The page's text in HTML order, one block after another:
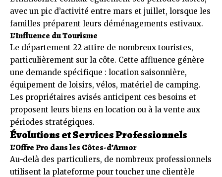
avec un pic d’activité entre mars et juillet, lorsque les
familles préparent leurs déménagements estivaux.
L’Influence du Tourisme
Le département 22 attire de nombreux touristes,
particulièrement sur la côte. Cette affluence génère
une demande spécifique : location saisonnière,
équipement de loisirs, vélos, matériel de camping.
Les propriétaires avisés anticipent ces besoins et
proposent leurs biens en location ou à la vente aux
périodes stratégiques.
Évolutions et Services Professionnels
L’Offre Pro dans les Côtes-d’Armor
Au-delà des particuliers, de nombreux professionnels
utilisent la plateforme pour toucher une clientèle